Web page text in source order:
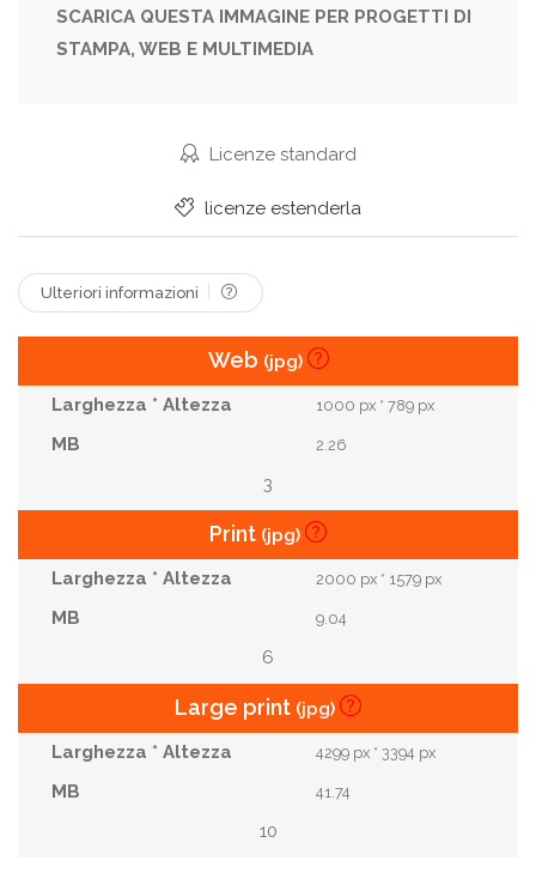
Emozioni Donna Prendendo Peso
Fai Trucco Acconciatura
Occhiali Prendere
Confetteria Unghia
SCARICA QUESTA IMMAGINE PER PROGETTI DI
STAMPA, WEB E MULTIMEDIA
Licenze standard
licenze estenderla
Ulteriori informazioni
Web (jpg)
1000 px * 789 px
2.26
3
Print (jpg)
2000 px * 1579 px
9.04
6
Large print (jpg)
4299 px * 3394 px
41.74
10